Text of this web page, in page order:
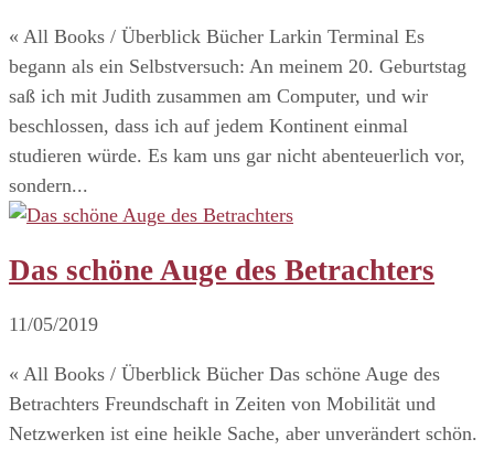
« All Books / Überblick Bücher Larkin Terminal Es
begann als ein Selbstversuch: An meinem 20. Geburtstag
saß ich mit Judith zusammen am Computer, und wir
beschlossen, dass ich auf jedem Kontinent einmal
studieren würde. Es kam uns gar nicht abenteuerlich vor,
sondern...
Das schöne Auge des Betrachters
11/05/2019
« All Books / Überblick Bücher Das schöne Auge des
Betrachters Freundschaft in Zeiten von Mobilität und
Netzwerken ist eine heikle Sache, aber unverändert schön.